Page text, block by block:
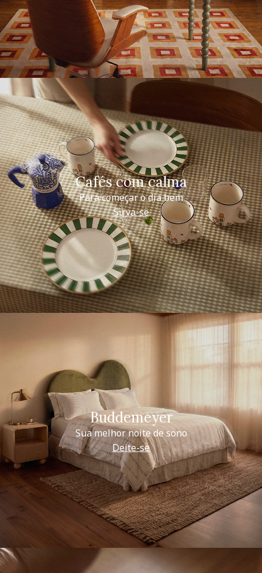
Cafés com calma
Para começar o dia bem
Sirva-se
Buddemeyer
Sua melhor noite de sono
Deite-se